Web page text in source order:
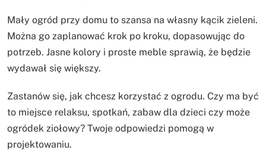
Mały ogród przy domu to szansa na własny kącik zieleni.
Można go zaplanować krok po kroku, dopasowując do
potrzeb. Jasne kolory i proste meble sprawią, że będzie
wydawał się większy.
Zastanów się, jak chcesz korzystać z ogrodu. Czy ma być
to miejsce relaksu, spotkań, zabaw dla dzieci czy może
ogródek ziołowy? Twoje odpowiedzi pomogą w
projektowaniu.